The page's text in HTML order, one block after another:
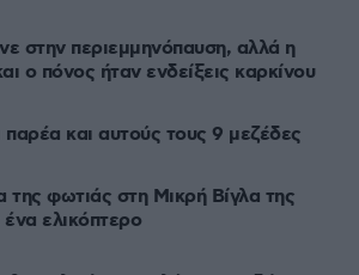
στην περιεμμηνόπαυση, αλλά η
ο πόνος ήταν ενδείξεις καρκίνου
παρέα και αυτούς τους 9 μεζέδες
της φωτιάς στη Μικρή Βίγλα της
ελικόπτερο